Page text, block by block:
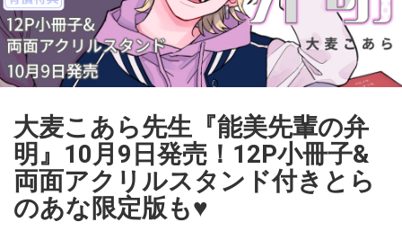
大麦こあら先生『能美先輩の弁
明』10月9日発売！12P小冊子&
両面アクリルスタンド付きとら
のあな限定版も♥